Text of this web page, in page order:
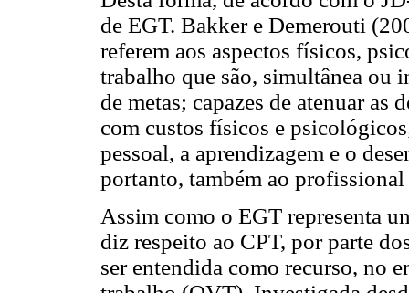
de EGT. Bakker e Demerouti
referem aos aspectos físicos,
trabalho que são, simultânea ou
de metas; capazes de atenuar as
com custos físicos e
pessoal, a aprendizagem e o
portanto, também ao profissional
Assim como o EGT representa
diz respeito ao CPT, por parte
ser entendida como recurso, no